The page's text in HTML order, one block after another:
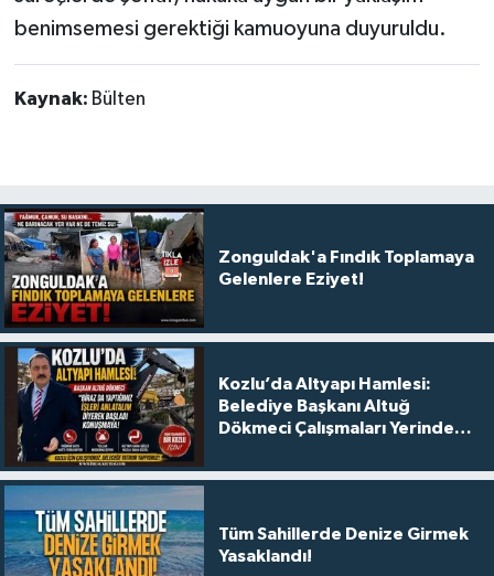
benimsemesi gerektiği kamuoyuna duyuruldu.
Kaynak: Bülten
Zonguldak'a Fındık Toplamaya
Gelenlere Eziyet!
Kozlu’da Altyapı Hamlesi:
Belediye Başkanı Altuğ
Dökmeci Çalışmaları Yerinde
Tüm Sahillerde Denize Girmek
Yasaklandı!